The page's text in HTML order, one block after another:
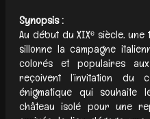
Synopsis :
Au début du XIXᵉ siècle,
sillonne la campagne
colorés et populaires
reçoivent l’invitation du
énigmatique qui souhaite
château isolé pour une